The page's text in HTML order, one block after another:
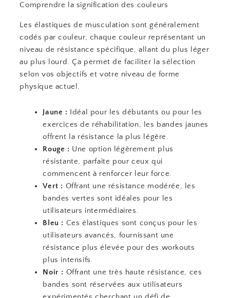
Comprendre la signification des couleurs
Les élastiques de musculation sont généralement
codés par couleur, chaque couleur représentant un
niveau de résistance spécifique, allant du plus léger
au plus lourd. Ça permet de faciliter la sélection
selon vos objectifs et votre niveau de forme
physique actuel.
Jaune : Idéal pour les débutants ou pour les
exercices de réhabilitation, les bandes jaunes
offrent la résistance la plus légère.
Rouge : Une option légèrement plus
résistante, parfaite pour ceux qui
commencent à renforcer leur force.
Vert : Offrant une résistance modérée, les
bandes vertes sont idéales pour les
utilisateurs intermédiaires.
Bleu : Ces élastiques sont conçus pour les
utilisateurs avancés, fournissant une
résistance plus élevée pour des workouts
plus intensifs.
Noir : Offrant une très haute résistance, ces
bandes sont réservées aux utilisateurs